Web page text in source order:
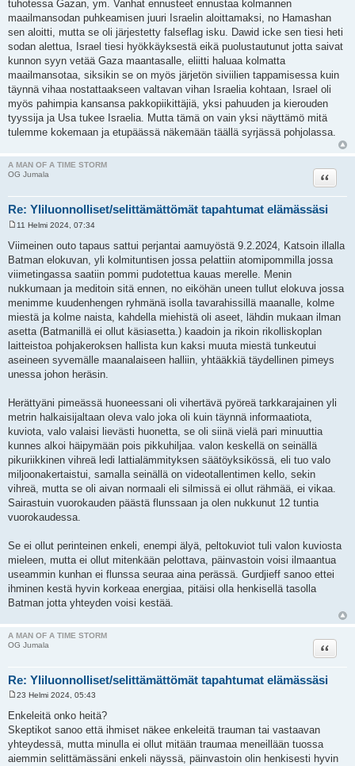
tuhotessa Gazan, ym. Vanhat ennusteet ennustaa kolmannen
maailmansodan puhkeamisen juuri Israelin aloittamaksi, no Hamashan
sen aloitti, mutta se oli järjestetty falseflag isku. Dawid icke sen tiesi heti
sodan alettua, Israel tiesi hyökkäyksestä eikä puolustautunut jotta saivat
kunnon syyn vetää Gaza maantasalle, eliitti haluaa kolmatta
maailmansotaa, siksikin se on myös järjetön siviilien tappamisessa kuin
täynnä vihaa nostattaakseen valtavan vihan Israelia kohtaan, Israel oli
myös pahimpia kansansa pakkopiikittäjiä, yksi pahuuden ja kierouden
tyyssija ja Usa tukee Israelia. Mutta tämä on vain yksi näyttämö mitä
tulemme kokemaan ja etupäässä näkemään täällä syrjässä pohjolassa.
A MAN OF A TIME STORM
OG Jumala
Re: Yliluonnolliset/selittämättömät tapahtumat elämässäsi
Lainaa
i
e
s
t
i
11 Helmi 2024, 07:34
Viimeinen outo tapaus sattui perjantai aamuyöstä 9.2.2024, Katsoin illalla
Batman elokuvan, yli kolmituntisen jossa pelattiin atomipommilla jossa
viimetingassa saatiin pommi pudotettua kauas merelle. Menin
nukkumaan ja meditoin sitä ennen, no eiköhän uneen tullut elokuva jossa
menimme kuudenhengen ryhmänä isolla tavarahissillä maanalle, kolme
miestä ja kolme naista, kahdella miehistä oli aseet, lähdin mukaan ilman
asetta (Batmanillä ei ollut käsiasetta.) kaadoin ja rikoin rikolliskoplan
laitteistoa pohjakeroksen hallista kun kaksi muuta miestä tunkeutui
aseineen syvemälle maanalaiseen halliin, yhtääkkiä täydellinen pimeys
unessa johon heräsin.
Herättyäni pimeässä huoneessani oli vihertävä pyöreä tarkkarajainen yli
metrin halkaisijaltaan oleva valo joka oli kuin täynnä informaatiota,
kuviota, valo valaisi lievästi huonetta, se oli siinä vielä pari minuuttia
kunnes alkoi häipymään pois pikkuhiljaa. valon keskellä on seinällä
pikuriikkinen vihreä ledi lattialämmityksen säätöyksikössä, eli tuo valo
miljoonakertaistui, samalla seinällä on videotallentimen kello, sekin
vihreä, mutta se oli aivan normaali eli silmissä ei ollut rähmää, ei vikaa.
Sairastuin vuorokauden päästä flunssaan ja olen nukkunut 12 tuntia
vuorokaudessa.
Se ei ollut perinteinen enkeli, enempi älyä, peltokuviot tuli valon kuviosta
mieleen, mutta ei ollut mitenkään pelottava, päinvastoin voisi ilmaantua
useammin kunhan ei flunssa seuraa aina perässä. Gurdjieff sanoo ettei
ihminen kestä hyvin korkeaa energiaa, pitäisi olla henkisellä tasolla
Batman jotta yhteyden voisi kestää.
A MAN OF A TIME STORM
OG Jumala
Re: Yliluonnolliset/selittämättömät tapahtumat elämässäsi
Lainaa
i
e
s
t
i
23 Helmi 2024, 05:43
Enkeleitä onko heitä?
Skeptikot sanoo että ihmiset näkee enkeleitä trauman tai vastaavan
yhteydessä, mutta minulla ei ollut mitään traumaa meneillään tuossa
aiemmin selittämässäni enkeli näyssä, päinvastoin olin henkisesti hyvin